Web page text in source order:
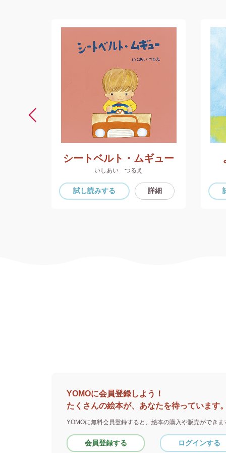
シートベルト・ムギュー
いしあい つるえ
試し読みする 詳細
YOMOに会員登録しよう！
たくさんの絵本が、あなたを待っています
YOMOに無料会員登録すると、 絵本の購入や販売ができま
会員登録する ログインする